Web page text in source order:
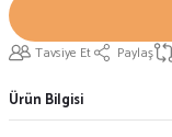
Tavsiye Et Paylaş
Ürün Bilgisi